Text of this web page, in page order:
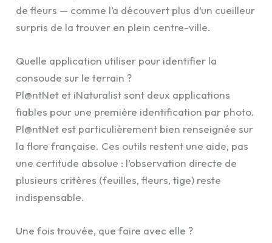
de fleurs — comme l’a découvert plus d’un cueilleur
surpris de la trouver en plein centre-ville.
Quelle application utiliser pour identifier la
consoude sur le terrain ?
Pl@ntNet et iNaturalist sont deux applications
fiables pour une première identification par photo.
Pl@ntNet est particulièrement bien renseignée sur
la flore française. Ces outils restent une aide, pas
une certitude absolue : l’observation directe de
plusieurs critères (feuilles, fleurs, tige) reste
indispensable.
Une fois trouvée, que faire avec elle ?